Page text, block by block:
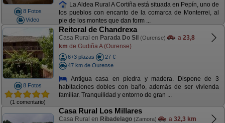
8 Fotos
Video
La Aldea Rural A Cortiña está situada en Pepín, uno de
los pueblos con encanto de la comarca de Monterrei, al
pie de los montes que dan form ...
8 Fotos
(1 comentario)
Reitoral de Chandrexa
Casa Rural en Parada Do Sil (Ourense) a 23,8
km de Gudiña A (Ourense)
6+3 plazas
27 €
47 km de Ourense
Antigua casa en piedra y madera. Dispone de 3
habitaciones dobles con baño, además de ser vivienda
familiar. Tranquilidad y entorno de gran ...
Casa Rural Los Millares
Casa Rural en Ribadelago (Zamora) a 32,3 km